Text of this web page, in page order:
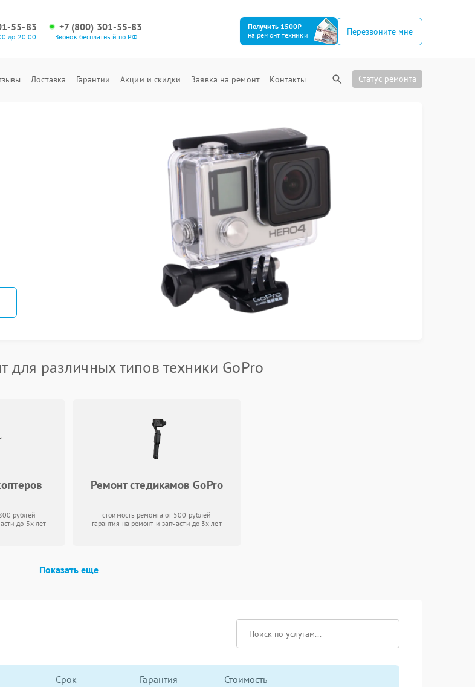
55-83
до 20:00
+7 (800) 301-55-83
Звонок бесплатный по РФ
Получить 1500₽
на ремонт техники
Перезвоните мне
Доставка Гарантии Акции и скидки Заявка на ремонт Контакты Статус ремонта
для различных типов техники GoPro
рублей
до 3х лет
Ремонт стедикамов GoPro
стоимость ремонта от 500 рублей
гарантия на ремонт и запчасти до 3х лет
Показать еще
Срок Гарантия Стоимость